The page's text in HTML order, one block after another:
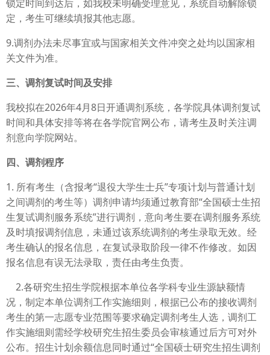
锁定时间到达后，如我校未明确受理意见，系统自动解除锁
定，考生可继续填报其他志愿。
9.调剂办法未尽事宜或与国家相关文件冲突之处均以国家相
关文件为准。
三、调剂复试时间及安排
我校拟在2026年4月8日开通调剂系统，各学院具体调剂复试
时间和具体安排等将在各学院官网公布，请考生及时关注调
剂意向学院网站。
四、调剂程序
1. 所有考生（含报考“退役大学生士兵”专项计划与普通计划
之间调剂的考生等）调剂申请均须通过教育部“全国硕士生招
生复试调剂服务系统”进行调剂，意向考生要在调剂服务系统
及时填报调剂信息，未通过该系统调剂的考生录取无效。经
考生确认的报名信息，在复试录取阶段一律不作修改。如因
报名信息有误无法录取，责任由考生负责。
2.各研究生招生学院根据本单位各学科专业生源缺额情
况，制定本单位调剂工作实施细则，根据已公布的接收调剂
考生的第一志愿专业范围等要求确定调剂考生人选，调剂工
作实施细则需经学校研究生招生委员会审核通过后方可对外
公布。招生计划余额信息同时通过“全国硕士研究生招生调剂